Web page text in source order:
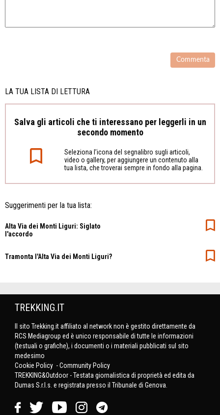
LA TUA LISTA DI LETTURA
Salva gli articoli che ti interessano per leggerli in un
secondo momento
Seleziona l’icona del segnalibro sugli articoli,
video o gallery, per aggiungere un contenuto alla
tua lista, che troverai sempre in fondo alla pagina.
Suggerimenti per la tua lista:
Alta Via dei Monti Liguri: Siglato
l'accordo
Tramonta l'Alta Via dei Monti Liguri?
TREKKING.IT
Il sito Trekking.it affiliato al network non è gestito direttamente da
RCS Mediagroup ed è unico responsabile di tutte le informazioni
(testuali o grafiche), i documenti o i materiali pubblicati sul sito
medesimo
Cookie Policy -Community Policy
TREKKING&Outdoor - Testata giornalistica di proprietà ed edita da
Dumas S.r.l.s. e registrata presso il Tribunale di Genova.